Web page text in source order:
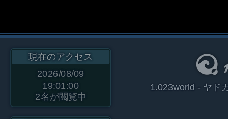
現在のアクセス
2026/08/09
19:01:00
2名が閲覧中
1.023world - ヤド